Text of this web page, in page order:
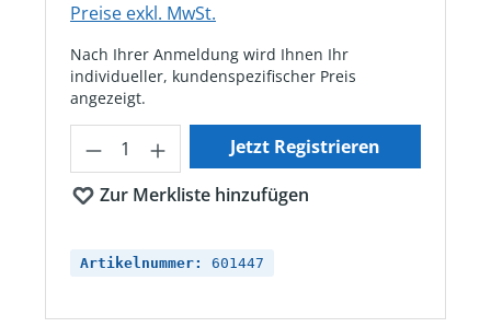
Preise exkl. MwSt.
Nach Ihrer Anmeldung wird Ihnen Ihr
individueller, kundenspezifischer Preis
angezeigt.
Produkt Anzahl: Gib den gewünschten Wert ein oder
Jetzt Registrieren
Zur Merkliste hinzufügen
Artikelnummer: 601447